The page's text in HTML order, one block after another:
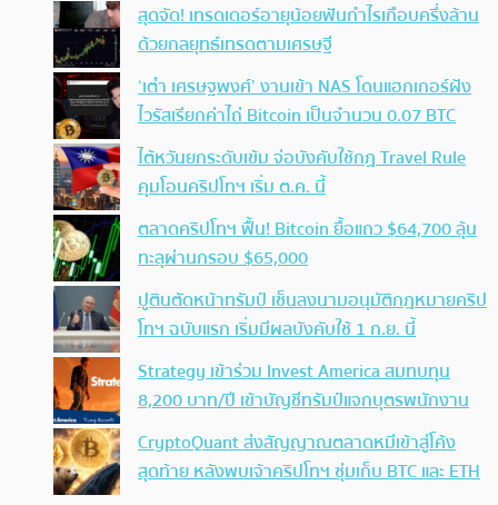
สุดจัด! เทรดเดอร์อายุน้อยฟันกำไรเกือบครึ่งล้าน
ด้วยกลยุทธ์เทรดตามเศรษฐี
‘เต๋า เศรษฐพงศ์’ งานเข้า NAS โดนแฮกเกอร์ฝัง
ไวรัสเรียกค่าไถ่ Bitcoin เป็นจำนวน 0.07 BTC
ไต้หวันยกระดับเข้ม จ่อบังคับใช้กฏ Travel Rule
คุมโอนคริปโทฯ เริ่ม ต.ค. นี้
ตลาดคริปโทฯ ฟื้น! Bitcoin ยื้อแถว $64,700 ลุ้น
ทะลุผ่านกรอบ $65,000
ปูตินตัดหน้าทรัมป์ เซ็นลงนามอนุมัติกฎหมายคริป
โทฯ ฉบับแรก เริ่มมีผลบังคับใช้ 1 ก.ย. นี้
Strategy เข้าร่วม Invest America สมทบทุน
8,200 บาท/ปี เข้าบัญชีทรัมป์แจกบุตรพนักงาน
CryptoQuant ส่งสัญญาณตลาดหมีเข้าสู่โค้ง
สุดท้าย หลังพบเจ้าคริปโทฯ ซุ่มเก็บ BTC และ ETH